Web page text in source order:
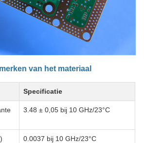
van het materiaal
Specificatie
3.48 ± 0,05 bij 10 GHz/23°C
0.0037 bij 10 GHz/23°C